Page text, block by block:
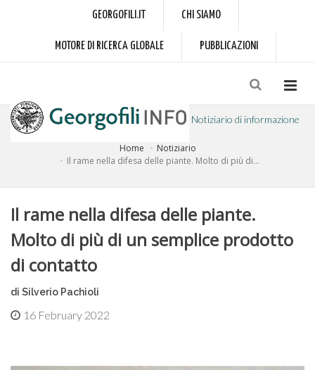
GEORGOFILI.IT CHI SIAMO
MOTORE DI RICERCA GLOBALE PUBBLICAZIONI
Notiziario di informazione
a cura dell'Accademia dei Georgofili
Home
Notiziario
Il rame nella difesa delle piante. Molto di più di...
Il rame nella difesa delle piante.
Molto di più di un semplice prodotto
di contatto
di Silverio Pachioli
16 February 2022